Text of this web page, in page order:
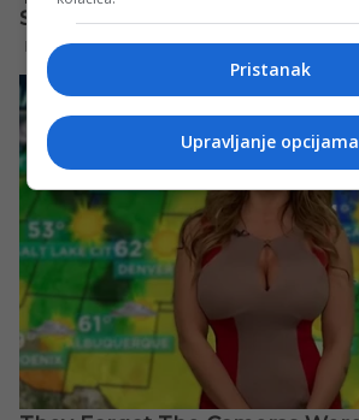
Pristanak
Upravljanje opcijama